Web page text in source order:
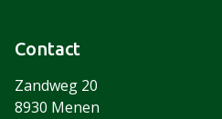
Contact
Zandweg 20
8930 Menen